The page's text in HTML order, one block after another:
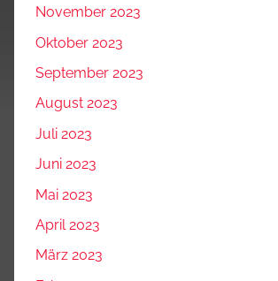
November 2023
Oktober 2023
September 2023
August 2023
Juli 2023
Juni 2023
Mai 2023
April 2023
März 2023